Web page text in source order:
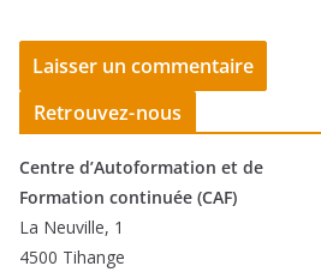
Retrouvez-nous
Centre d’Autoformation et de
Formation continuée (CAF)
La Neuville, 1
4500 Tihange